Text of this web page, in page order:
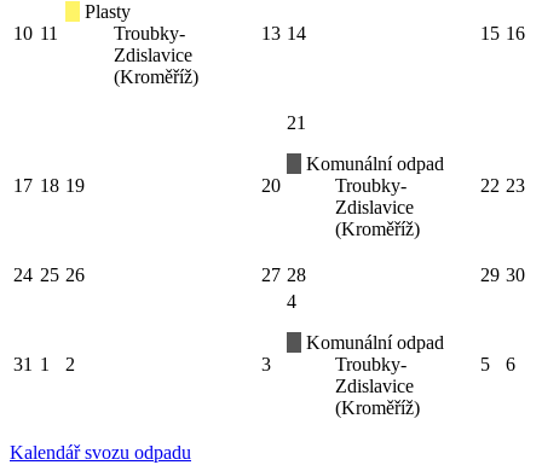
10 11
Plasty
Troubky-
Zdislavice
(Kroměříž)
13 14 15 16
17 18 19 20
21
Komunální odpad
Troubky-
Zdislavice
(Kroměříž)
22 23
24 25 26 27 28 29 30
31 1 2 3
4
Komunální odpad
Troubky-
Zdislavice
(Kroměříž)
5 6
Kalendář svozu odpadu